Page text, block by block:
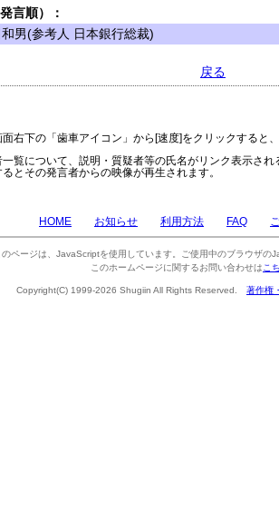
言順）：
男(参考人 日本銀行総裁)
戻る
面右下の「歯車アイコン」から[速度]をクリックすると
一覧について、説明・質疑者等の氏名がリンク表示さ
るとその発言者からの映像が再生されます。
HOME お知らせ 利用方法 FAQ
のページは、JavaScriptを使用しています。ご使用中のブラウザの
このホームページに関するお問い合わせは こ
Copyright(C) 1999-2026 Shugiin All Rights Reserved. 著作権